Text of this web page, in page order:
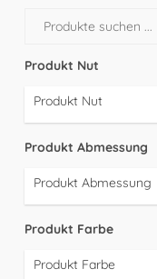
Produkt Nut
Produkt Nut
Produkt Abmessung
Produkt Abmessung
Produkt Farbe
Produkt Farbe